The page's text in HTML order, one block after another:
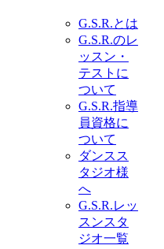
G.S.R.とは
G.S.R.のレ
ッスン・
テストに
ついて
G.S.R.指導
員資格に
ついて
ダンスス
タジオ様
へ
G.S.R.レッ
スンスタ
ジオ一覧